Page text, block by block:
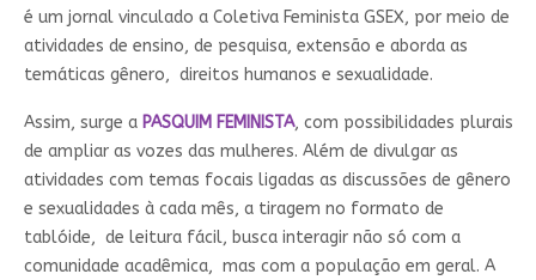
é um jornal vinculado a Coletiva Feminista GSEX, por meio de
atividades de ensino, de pesquisa, extensão e aborda as
temáticas gênero, direitos humanos e sexualidade.
Assim, surge a PASQUIM FEMINISTA, com possibilidades plurais
de ampliar as vozes das mulheres. Além de divulgar as
atividades com temas focais ligadas as discussões de gênero
e sexualidades à cada mês, a tiragem no formato de
tablóide, de leitura fácil, busca interagir não só com a
comunidade acadêmica, mas com a população em geral. A